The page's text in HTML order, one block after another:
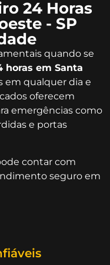
24 Horas
- SP
quando se
horas em Santa
em qualquer dia e
oferecem
emergências como
e portas
contar com
seguro em